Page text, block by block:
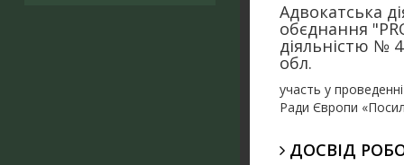
Адвокатська
обєднання
діяльністю №
обл.
участь у
Ради Європи
ДОСВІД